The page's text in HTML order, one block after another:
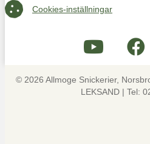
Cookies-inställningar
Cookies-inställningar
© 2026 Allmoge Snickerier,
LEKSAND | Tel: